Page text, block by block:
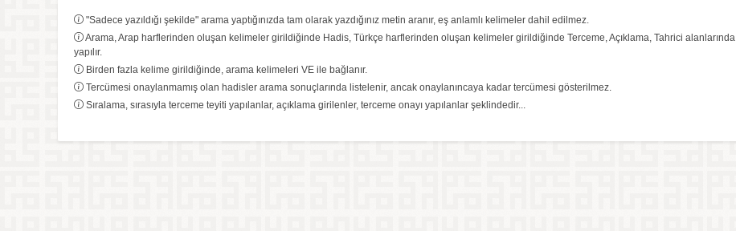
"Sadece yazıldığı şekilde" arama yaptığınızda tam olarak yazdığınız metin aranır, eş anlamlı kelimeler dahil edilmez.
Arama, Arap harflerinden oluşan kelimeler girildiğinde Hadis, Türkçe harflerinden oluşan kelimeler girildiğinde Terceme, Açıklama, Tahrici alanlarında
yapılır.
Birden fazla kelime girildiğinde, arama kelimeleri VE ile bağlanır.
Tercümesi onaylanmamış olan hadisler arama sonuçlarında listelenir, ancak onaylanıncaya kadar tercümesi gösterilmez.
Sıralama, sırasıyla terceme teyiti yapılanlar, açıklama girilenler, terceme onayı yapılanlar şeklindedir...